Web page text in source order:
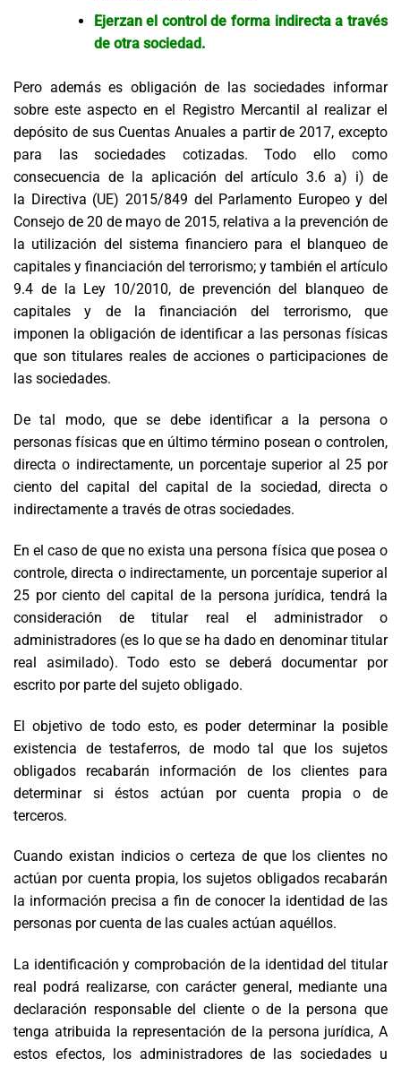
Ejerzan el control de forma indirecta a través
de otra sociedad.
Pero además es obligación de las sociedades informar
sobre este aspecto en el Registro Mercantil al realizarel
depósito de sus Cuentas Anuales a partir de 2017, excepto
para las sociedades cotizadas. Todo ello como
consecuencia de la aplicación del artículo 3.6 a) i) de
la Directiva (UE) 2015/849 del Parlamento Europeo y del
Consejo de 20 de mayo de 2015, relativa a la prevención de
la utilización del sistema financiero para el blanqueo de
capitales y financiación del terrorismo; y también el artículo
9.4 de la Ley 10/2010, de prevención del blanqueo de
capitales y de la financiación del terrorismo, que
imponen la obligación de identificar a las personas físicas
que son titulares reales de acciones o participaciones de
las sociedades.
De tal modo, quese debe identificar a la persona o
personas físicas que en último término posean o controlen,
directa o indirectamente, un porcentaje superior al 25 por
ciento del capital del capital de la sociedad, directa o
indirectamente a través de otras sociedades.
En el caso de que no exista una persona física que posea o
controle, directa o indirectamente, un porcentaje superior al
25 por ciento del capital de la persona jurídica, tendrá la
consideración de titular real el administrador o
administradores (es lo que se ha dado en denominar titular
real asimilado). Todo esto se deberá documentar por
escrito por parte del sujeto obligado.
El objetivo de todo esto, es poder determinar la posible
existencia detestaferros, de modo tal que los sujetos
obligados recabarán información de los clientes para
determinar si éstos actúan por cuenta propia o de
terceros.
Cuando existan indicios o certeza de que los clientes no
actúan por cuenta propia, los sujetos obligados recabarán
la información precisa a fin de conocer la identidad de las
personas por cuenta de las cuales actúan aquéllos.
La identificación y comprobación de la identidad del titular
real podrá realizarse, con carácter general, mediante una
declaración responsable del cliente o de la persona que
tenga atribuida la representación de la persona jurídica, A
estos efectos, los administradores de las sociedades u